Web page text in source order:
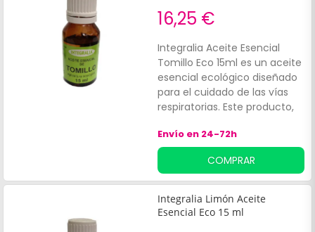
16,25 €
Integralia Aceite Esencial
Tomillo Eco 15ml es un aceite
esencial ecológico diseñado
para el cuidado de las vías
respiratorias. Este producto,
ofrece un apoyo natural
durante épocas de resfriados
o congestión.
Envío en 24-72h
COMPRAR
Integralia Limón Aceite
Esencial Eco 15 ml